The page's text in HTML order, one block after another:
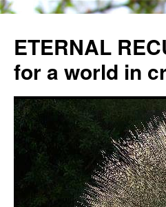
ETERNAL
for a world in